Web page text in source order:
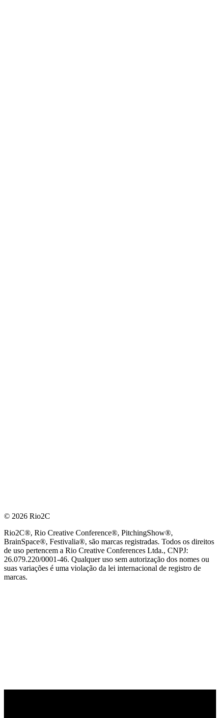
© 2026 Rio2C
Rio2C®, Rio Creative Conference®, PitchingShow®,
BrainSpace®, Festivalia®, são marcas registradas. Todos os direitos
de uso pertencem a Rio Creative Conferences Ltda., CNPJ:
26.079.220/0001-46. Qualquer uso sem autorização dos nomes ou
suas variações é uma violação da lei internacional de registro de
marcas.